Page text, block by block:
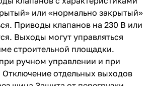
или «нормально закрытый»
Приводы клапанов на 230 В или
Выходы могут управляться
строительной площадки.
ручном управлении и при
отдельных выходов